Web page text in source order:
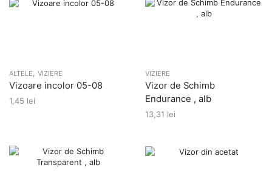
ALTELE VIZIERE
Vizoare incolor 05-08
1,45 lei
VIZIERE
Vizor de Schimb
Endurance , alb
13,31 lei